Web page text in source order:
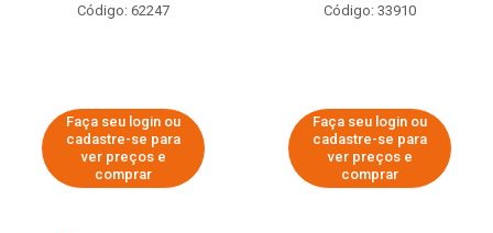
Código: 62247
Faça seu login ou
cadastre-se para
ver preços e
comprar
Código: 33910
Faça seu login ou
cadastre-se para
ver preços e
comprar